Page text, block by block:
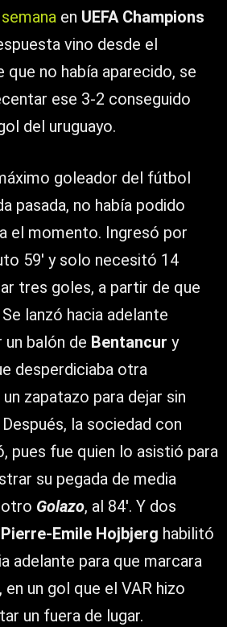
en UEFA Champions
vino desde el
que no había aparecido, se
ese 3-2 conseguido
del uruguayo.
goleador del fútbol
pasada, no había podido
el momento. Ingresó por
59′ y solo necesitó 14
tres goles, a partir de que
lanzó hacia adelante
balón de Bentancur y
desperdiciaba otra
zapatazo para dejar sin
la sociedad con
pues fue quien lo asistió para
su pegada de media
Golazo, al 84′. Y dos
Pierre-Emile Hojbjerg habilitó
adelante para que marcara
en un gol que el VAR hizo
un fuera de lugar.